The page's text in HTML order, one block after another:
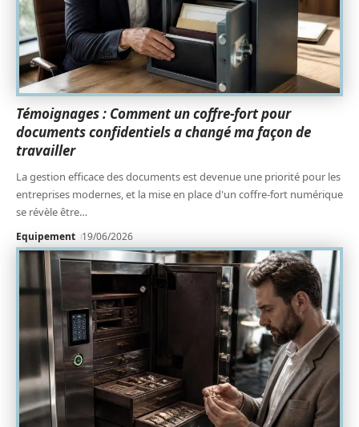
Témoignages : Comment un coffre-fort pour
documents confidentiels a changé ma façon de
travailler
La gestion efficace des documents est devenue une priorité pour les
entreprises modernes, et la mise en place d'un coffre-fort numérique
se révèle être…
Equipement 19/06/2026